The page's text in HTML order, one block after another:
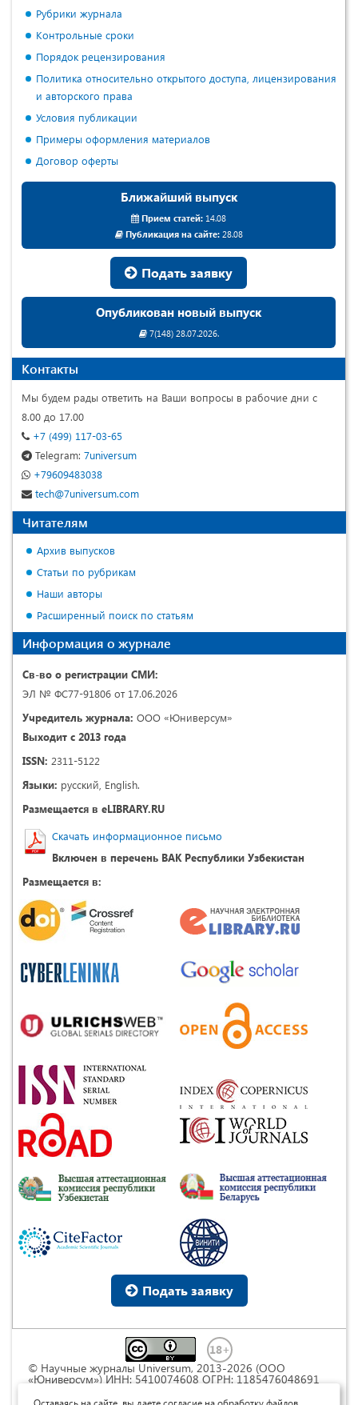
Рубрики журнала
Контрольные сроки
Порядок рецензирования
Политика относительно открытого доступа, лицензирования
и авторского права
Условия публикации
Примеры оформления материалов
Договор оферты
Ближайший выпуск
Прием статей: 14.08
Публикация на сайте:28.08
Подать заявку
Опубликован новый выпуск
7(148) 28.07.2026.
Контакты
Мы будем рады ответить на Ваши вопросы в рабочие дни с
8.00 до 17.00
+7 (499) 117-03-65
Telegram: 7universum
+79609483038
tech@7universum.com
Читателям
Архив выпусков
Статьи по рубрикам
Наши авторы
Расширенный поиск по статьям
Информация о журнале
Св-во о регистрации СМИ:
ЭЛ № ФС77-91806 от 17.06.2026
Учредитель журнала: ООО «Юниверсум»
Выходит с 2013 года
ISSN: 2311-5122
Языки: русский, English.
Размещается в eLIBRARY.RU
Скачать информационное письмо
Включен в перечень ВАК Республики Узбекистан
Размещается в:
Подать заявку
© Научные журналы Universum, 2013-2026 (ООО
«Юниверсум») ИНН: 5410074608 ОГРН: 1185476048691
Commons « Attribution» («Атрибуция») 4.0